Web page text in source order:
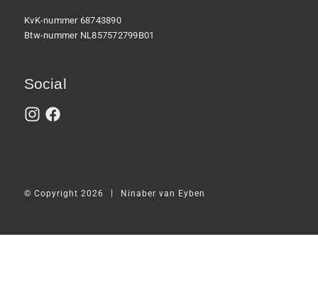
KvK-nummer 68743890
Btw-nummer NL857572799B01
Social
© Copyright 2026 Ninaber van Eyben